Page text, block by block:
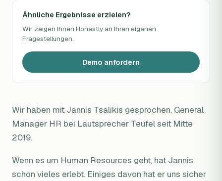
Ähnliche Ergebnisse erzielen?
Wir zeigen Ihnen Honestly an Ihren eigenen
Fragestellungen.
Demo anfordern
Wir haben mit Jannis Tsalikis gesprochen, General
Manager HR bei Lautsprecher Teufel seit Mitte
2019.
Wenn es um Human Resources geht, hat Jannis
schon vieles erlebt. Einiges davon hat er uns sicher